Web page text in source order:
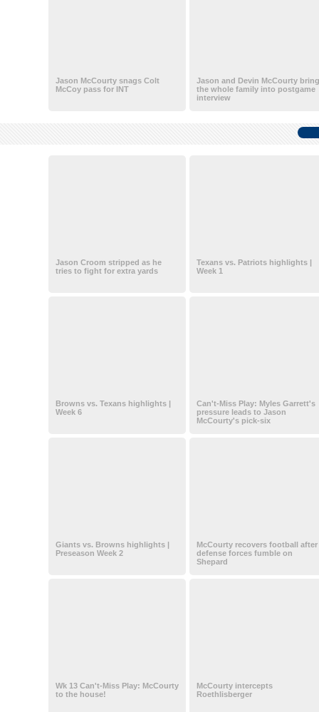
Jason McCourty snags Colt
McCoy pass for INT
Jason and Devin McCourty bring
the whole family into postgame
interview
Jason Croom stripped as he
tries to fight for extra yards
Texans vs. Patriots highlights |
Week 1
Browns vs. Texans highlights |
Week 6
Can't-Miss Play: Myles Garrett's
pressure leads to Jason
McCourty's pick-six
Giants vs. Browns highlights |
Preseason Week 2
McCourty recovers football after
defense forces fumble on
Shepard
Wk 13 Can't-Miss Play: McCourty
to the house!
McCourty intercepts
Roethlisberger